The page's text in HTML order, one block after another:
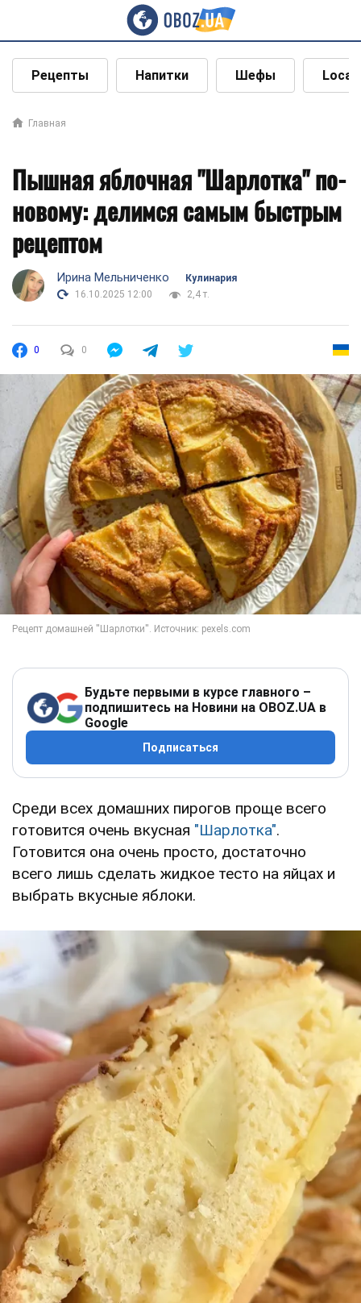
Рецепты Напитки Шефы Local
Главная
Пышная яблочная "Шарлотка" по-
новому: делимся самым быстрым
рецептом
Ирина Мельниченко
Кулинария
16.10.2025 12:00
2,4 т.
0 0
Будьте первыми в курсе главного –
подпишитесь на Новини на OBOZ.UA в
Google
Подписаться
Среди всех домашних пирогов проще всего
готовится очень вкусная "Шарлотка".
Готовится она очень просто, достаточно
всего лишь сделать жидкое тесто на яйцах и
выбрать вкусные яблоки.